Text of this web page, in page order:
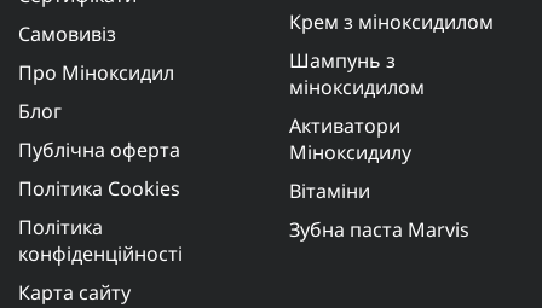
Самовивіз
Про Міноксидил
Блог
Публічна оферта
Політика Cookies
Політика
конфіденційності
Карта сайту
Крем з міноксидилом
Шампунь з
міноксидилом
Активатори
Міноксидилу
Вітаміни
Зубна паста Marvis